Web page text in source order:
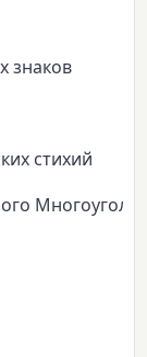
знаков
стихий